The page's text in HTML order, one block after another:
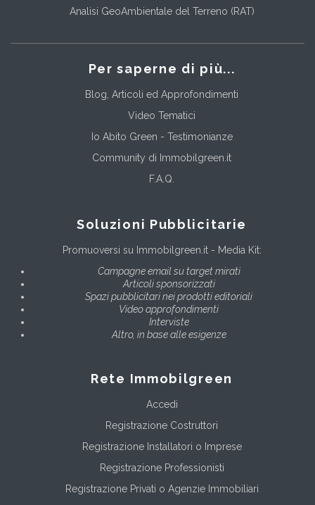
Analisi GeoAmbientale del Terreno (RAT)
Per saperne di più...
Blog, Articoli ed Approfondimenti
Video Tematici
Io Abito Green - Testimonianze
Community di Immobilgreen.it
F.A.Q.
Soluzioni Pubblicitarie
Promuoversi su Immobilgreen.it - Media Kit:
Campagne email su target mirati
Articoli sponsorizzati
Spazi pubblicitari nei prodotti editoriali
Video approfondimenti
Interviste
Altro, in base alle esigenze
Rete Immobilgreen
Accedi
Registrazione Costruttori
Registrazione Installatori o Imprese
Registrazione Professionisti
Registrazione Privati o Agenzie Immobiliari